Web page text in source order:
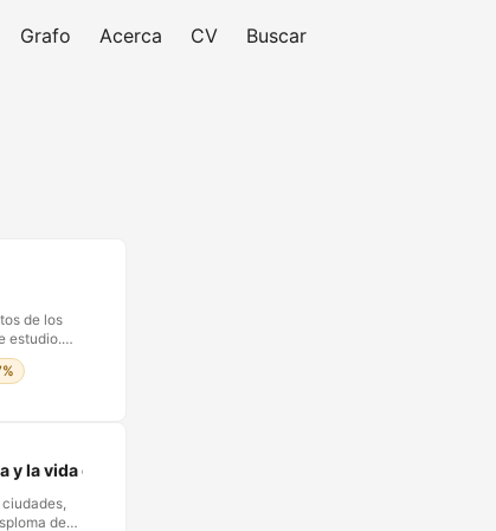
Grafo Acerca CV Buscar
de los
estudio.
vez y
…la vida que olvidamos vivir
de